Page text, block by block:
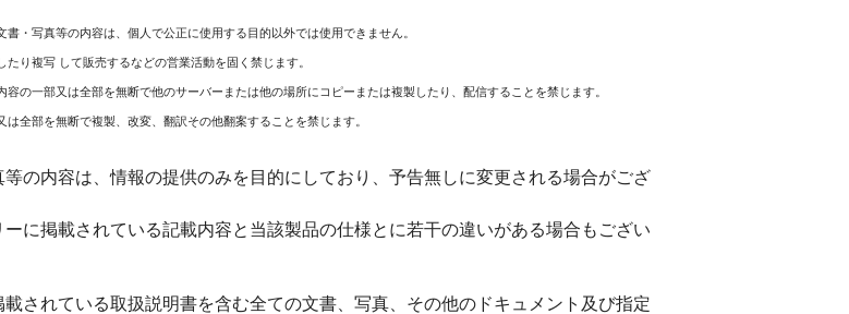
・写真等の内容は、個人で公正に使用する目的以外では使用できません。
り複写 して販売するなどの営業活動を固く禁じます。
の一部又は全部を無断で他のサーバーまたは他の場所にコピーまたは複製したり、配信することを禁じます。
全部を無断で複製、改変、翻訳その他翻案することを禁じます。
の内容は、情報の提供のみを目的にしており、予告無しに変更される場合がござ
に掲載されている記載内容と当該製品の仕様とに若干の違いがある場合もござい
されている取扱説明書を含む全ての文書、写真、その他のドキュメント及び指定